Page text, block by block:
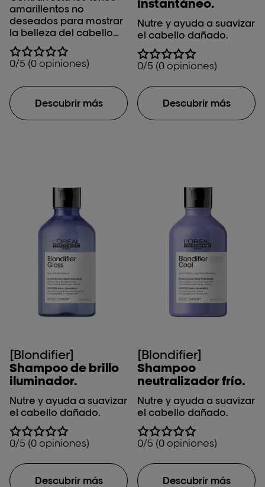
amarillentos no
deseados para mostrar
la belleza del cabello
gris o con canas.
0/5 (0 opiniones)
Descubrir más
instantáneo.
Nutre y ayuda a suavizar
el cabello dañado.
0/5 (0 opiniones)
Descubrir más
[Blondifier]
Shampoo de brillo
iluminador.
Nutre y ayuda a suavizar
el cabello dañado.
0/5 (0 opiniones)
Descubrir más
[Blondifier]
Shampoo
neutralizador frío.
Nutre y ayuda a suavizar
el cabello dañado.
0/5 (0 opiniones)
Descubrir más